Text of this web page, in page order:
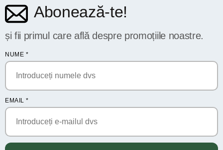
Abonează-te!
și fii primul care află despre promoțiile noastre.
NUME *
EMAIL *